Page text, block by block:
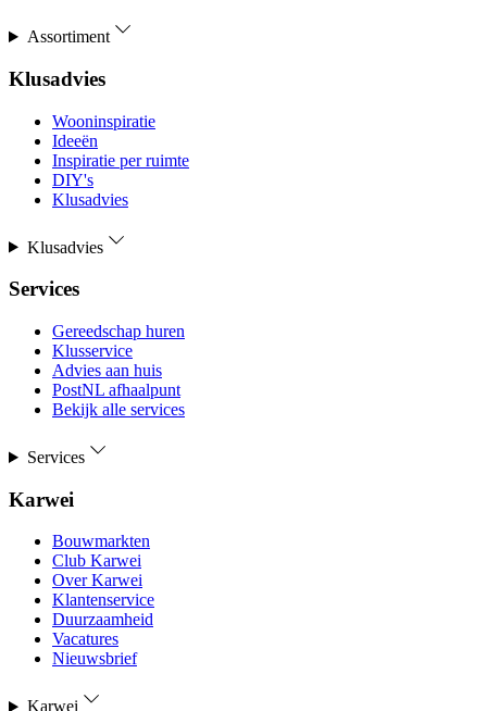
Assortiment
Klusadvies
Wooninspiratie
Ideeën
Inspiratie per ruimte
DIY's
Klusadvies
Klusadvies
Services
Gereedschap huren
Klusservice
Advies aan huis
PostNL afhaalpunt
Bekijk alle services
Services
Karwei
Bouwmarkten
Club Karwei
Over Karwei
Klantenservice
Duurzaamheid
Vacatures
Nieuwsbrief
Karwei